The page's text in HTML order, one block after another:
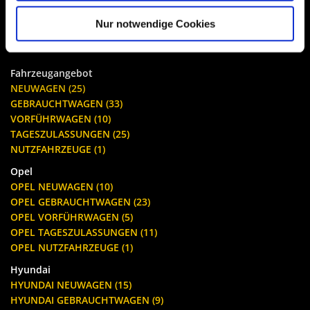
Nur notwendige Cookies
Verkauf
09:00 - 18:00 Uhr
Samstag:
09:00 - 13:00 Uhr
Fahrzeugangebot
NEUWAGEN (25)
GEBRAUCHTWAGEN (33)
VORFÜHRWAGEN (10)
TAGESZULASSUNGEN (25)
NUTZFAHRZEUGE (1)
Opel
OPEL NEUWAGEN (10)
OPEL GEBRAUCHTWAGEN (23)
OPEL VORFÜHRWAGEN (5)
OPEL TAGESZULASSUNGEN (11)
OPEL NUTZFAHRZEUGE (1)
Hyundai
HYUNDAI NEUWAGEN (15)
HYUNDAI GEBRAUCHTWAGEN (9)